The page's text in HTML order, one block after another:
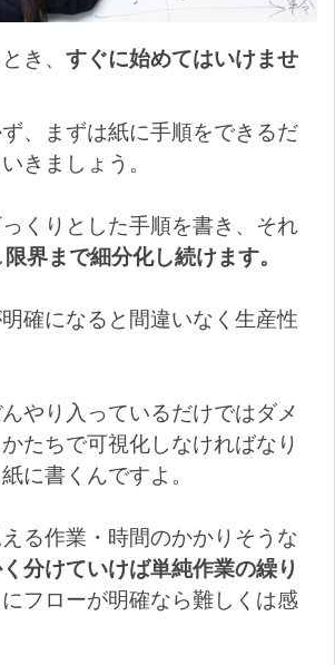
き、 すぐに始めてはいけませ
、まずは紙に手順をできるだ
きましょう。
くりとした手順を書き、それ
限界まで細分化し続けます。
確になると間違いなく生産性
やり入っているだけではダメ
たちで可視化しなければなり
に書くんですよ。
る作業・時間のかかりそうな
分けていけば単純作業の繰り
フローが明確なら難しくは感